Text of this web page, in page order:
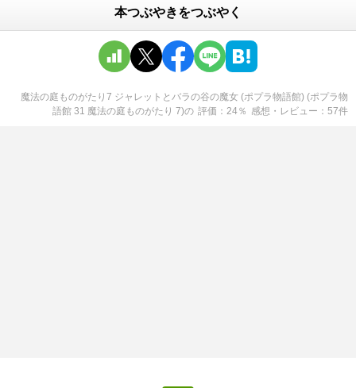
本つぶやきをつぶやく
魔法の庭ものがたり7 ジャレットとバラの谷の魔女 (ポプラ物語館) (ポプラ物
語館 31 魔法の庭ものがたり 7)の 評価 24％ 感想・レビュー 57件